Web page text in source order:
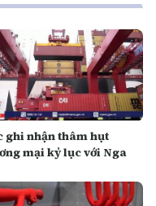
ghi nhận thâm hụt
mại kỷ lục với Nga